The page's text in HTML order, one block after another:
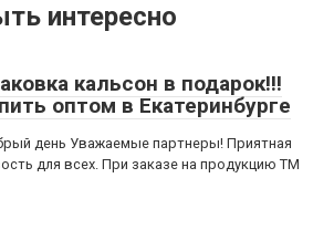
интересно
кальсон в подарок!!!
оптом в Екатеринбурге
день Уважаемые партнеры! Приятная
для всех. При заказе на продукцию ТМ